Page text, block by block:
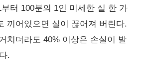
터 100분의 1인 미세한 실 한 가
끼어있으면 실이 끊어져 버린다.
치더라도 40% 이상은 손실이 발
.